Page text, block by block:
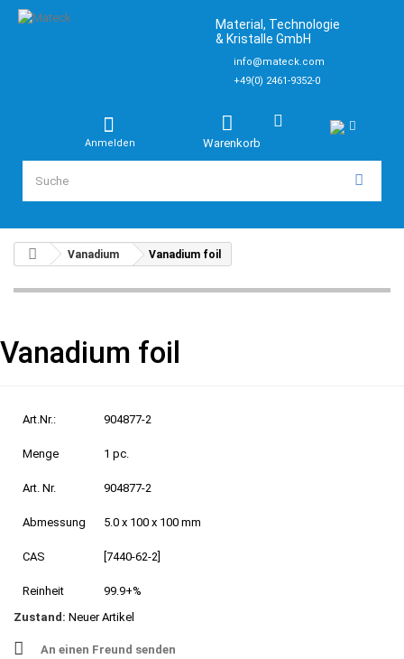
Material, Technologie
& Kristalle GmbH
info@mateck.com
+49(0) 2461-9352-0
Warenkorb
Anmelden
Vanadium Vanadium foil
Vanadium foil
Art.Nr.: 904877-2
Menge 1 pc.
Art. Nr. 904877-2
Abmessung 5.0 x 100 x 100 mm
CAS [7440-62-2]
Reinheit
99.9+%
Zustand: Neuer Artikel
An einen Freund senden